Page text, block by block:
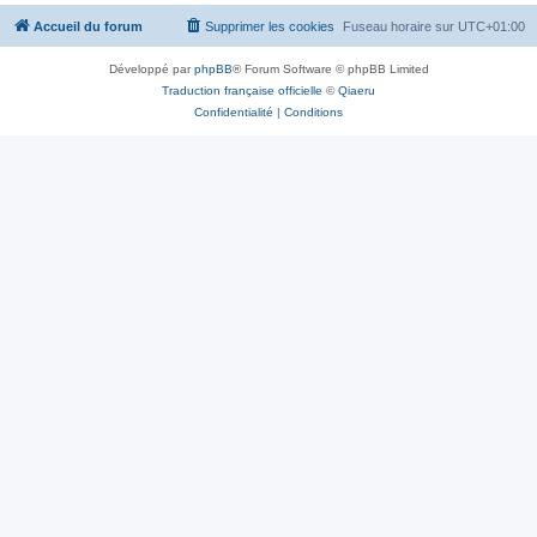
Accueil du forum Fuseau horaire sur UTC+01:00
Supprimer les cookies
Développé parphpBB® Forum Software © phpBB Limited
Traduction française officielle ©Qiaeru
Confidentialité | Conditions